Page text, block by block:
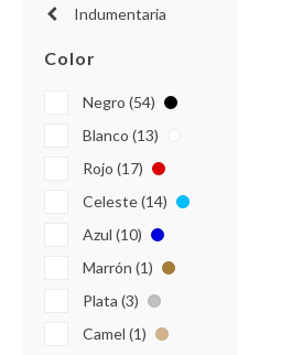
Indumentaria
Color
Negro (54)
Blanco (13)
Rojo (17)
Celeste (14)
Azul (10)
Marrón (1)
Plata (3)
Camel (1)